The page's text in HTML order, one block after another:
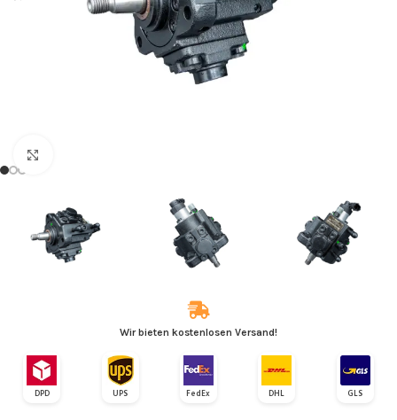
Wir bieten kostenlosen Versand!
DPD UPS FedEx DHL GLS